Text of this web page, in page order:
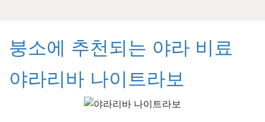
붕소에 추천되는 야라 비료
야라리바 나이트라보